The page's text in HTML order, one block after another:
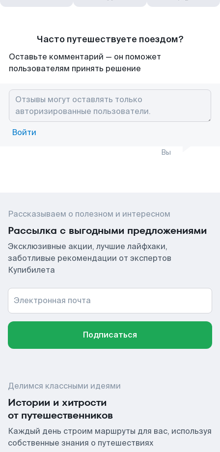
Часто путешествуете поездом?
Оставьте комментарий — он поможет
пользователям принять решение
Войти
Вы
Рассказываем о полезном и интересном
Рассылка с выгодными предложениями
Эксклюзивные акции, лучшие лайфхаки,
заботливые рекомендации от экспертов
Купибилета
Электронная почта
Подписаться
Делимся классными идеями
Истории и хитрости
от путешественников
Каждый день строим маршруты для вас, используя
собственные знания о путешествиях